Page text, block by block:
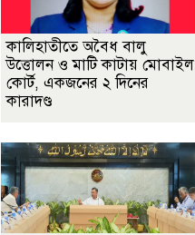
কালিহাতীতে অবৈধ বালু
উত্তোলন ও মাটি কাটায় মোবাইল
কোর্ট, একজনের ২ দিনের
কারাদণ্ড